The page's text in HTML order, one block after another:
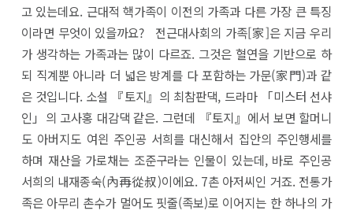
고 있는데요. 근대적 핵가족이 이전의 가족과 다른 가장 큰 특징
이라면 무엇이 있을까요? 전근대사회의 가족[家]은 지금 우리
가 생각하는 가족과는 많이 다르죠. 그것은 혈연을 기반으로 하
되 직계뿐 아니라 더 넓은 방계를 다 포함하는 가문(家門)과 같
은 것입니다. 소설 『토지』의 최참판댁, 드라마 「미스터 선샤
인」의 고사홍 대감댁 같은. 그런데 『토지』에서 보면 할머니
도 아버지도 여읜 주인공 서희를 대신해서 집안의 주인행세를
하며 재산을 가로채는 조준구라는 인물이 있는데, 바로 주인공
서희의 내재종숙(內再從叔)이에요. 7촌 아저씨인 거죠. 전통가
족은 아무리 촌수가 멀어도 핏줄(족보)로 이어지는 한 하나의 가